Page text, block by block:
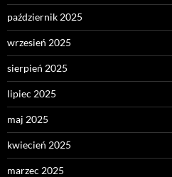
październik 2025
wrzesień 2025
sierpień 2025
lipiec 2025
maj 2025
kwiecień 2025
marzec 2025